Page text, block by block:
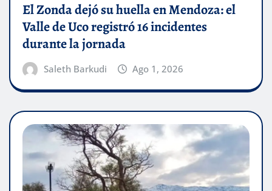
El Zonda dejó su huella en Mendoza: el
Valle de Uco registró 16 incidentes
durante la jornada
Saleth Barkudi Ago 1, 2026